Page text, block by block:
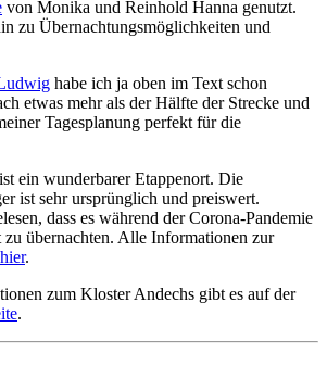
von Monika und Reinhold Hanna genutzt.
zu Übernachtungsmöglichkeiten und
habe ich ja oben im Text schon
etwas mehr als der Hälfte der Strecke und
Tagesplanung perfekt für die
ein wunderbarer Etappenort. Die
ist sehr ursprünglich und preiswert.
dass es während der Corona-Pandemie
übernachten. Alle Informationen zur
hier.
zum Kloster Andechs gibt es auf der
.